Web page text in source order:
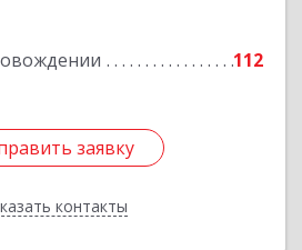
112
заявку
контакты
заявку
Назад